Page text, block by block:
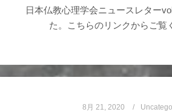
日本仏教心理学会ニュースレター
た。こちらのリンクからご
8月 21, 2020